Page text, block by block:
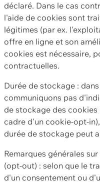
déclaré. Dans le cas
l'aide de cookies sont
légitimes (par ex.
offre en ligne et son
cookies est nécessaire,
contractuelles.
Durée de stockage :
communiquons pas
de stockage des cookies
cadre d'un cookie-opt-
durée de stockage peut
Remarques générales
(opt-out) : selon que le
d'un consentement ou